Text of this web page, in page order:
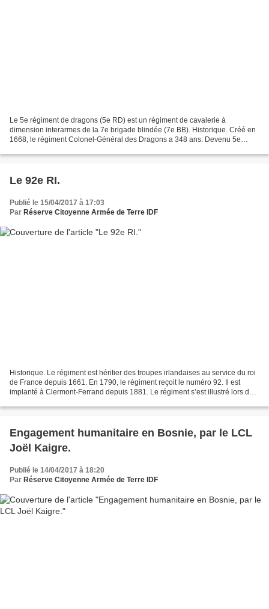
Le 5e régiment de dragons (5e RD) est un régiment de cavalerie à
dimension interarmes de la 7e brigade blindée (7e BB). Historique. Créé en
1668, le régiment Colonel-Général des Dragons a 348 ans. Devenu 5e
Le 92e RI.
Publié le 15/04/2017 à 17:03
Par Réserve Citoyenne Armée de Terre IDF
Historique. Le régiment est héritier des troupes irlandaises au service du roi
de France depuis 1661. En 1790, le régiment reçoit le numéro 92. Il est
implanté à Clermont-Ferrand depuis 1881. Le régiment s’est illustré lors de
Engagement humanitaire en Bosnie, par le LCL
Joël Kaigre.
Publié le 14/04/2017 à 18:20
Par Réserve Citoyenne Armée de Terre IDF